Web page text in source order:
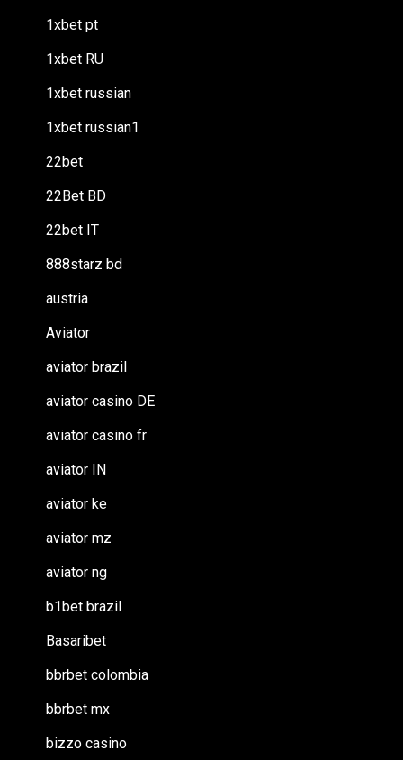
1xbet pt
1xbet RU
1xbet russian
1xbet russian1
22bet
22Bet BD
22bet IT
888starz bd
austria
Aviator
aviator brazil
aviator casino DE
aviator casino fr
aviator IN
aviator ke
aviator mz
aviator ng
b1bet brazil
Basaribet
bbrbet colombia
bbrbet mx
bizzo casino